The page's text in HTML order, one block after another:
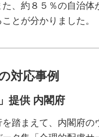
、約８５％の自治体
とが分かりました。
対応事例
提供 内閣府
踏まえて、内閣府の